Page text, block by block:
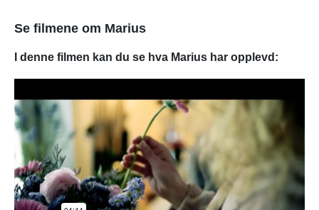
Se filmene om Marius
I denne filmen kan du se hva Marius har opplevd: